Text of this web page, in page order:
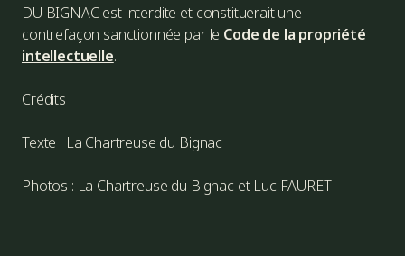
DU BIGNAC est interdite et constituerait une
contrefaçon sanctionnée par le Code de la propriété
intellectuelle.
Crédits
Texte : La Chartreuse du Bignac
Photos : La Chartreuse du Bignac et Luc FAURET